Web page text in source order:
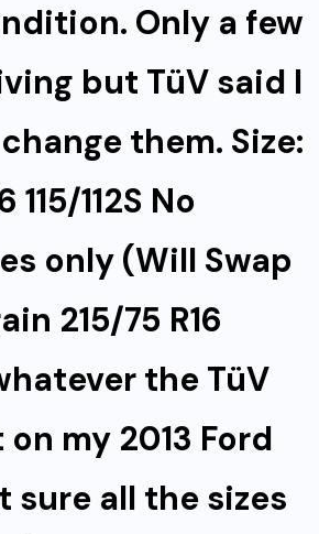
Only a few
but TüV said I
them. Size:
115/112S No
only (Will Swap
215/75 R16
whatever the TüV
my 2013 Ford
sure all the sizes